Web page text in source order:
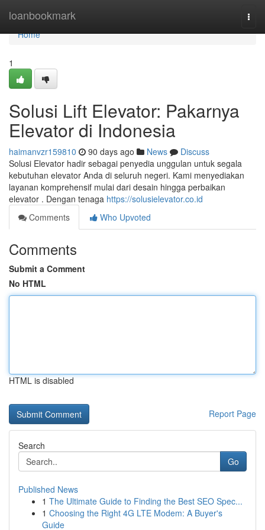
loanbookmark
Home
Home
1
Solusi Lift Elevator: Pakarnya
Elevator di Indonesia
haimanvzr159810 90 days ago News
Discuss
Solusi Elevator hadir sebagai penyedia unggulan untuk segala
kebutuhan elevator Anda di seluruh negeri. Kami menyediakan
layanan komprehensif mulai dari desain hingga perbaikan
elevator . Dengan tenaga https://solusielevator.co.id
Comments
Who Upvoted
Comments
Submit a Comment
No HTML
HTML is disabled
Report Page
Search
Go
Published News
1 The Ultimate Guide to Finding the Best SEO Spec...
1 Choosing the Right 4G LTE Modem: A Buyer's
Guide